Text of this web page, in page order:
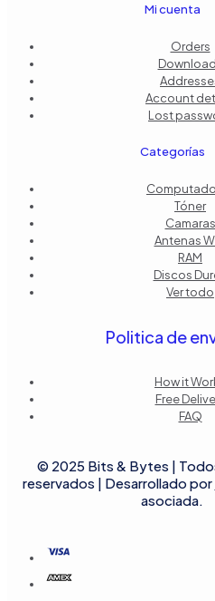
Mi cuenta
Orders
Account
Lost
Categorías
Tóner
Camaras
Antenas
RAM
Discos
Ver todo
Politica de
How it
Free
FAQ
© 2025 Bits & Bytes |
reservados | Desarrollado por
asociada.